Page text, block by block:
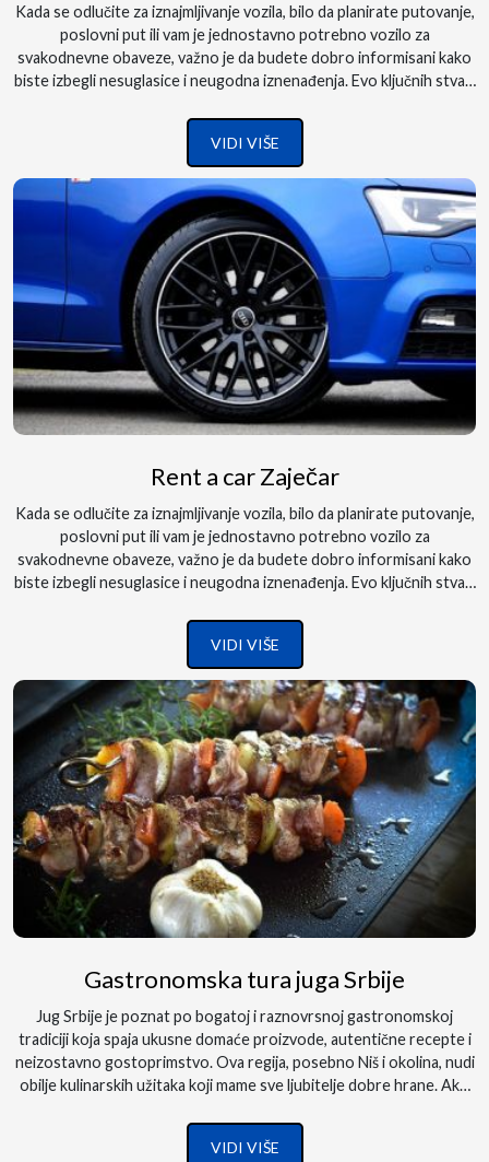
Kada se odlučite za iznajmljivanje vozila, bilo da planirate putovanje,
poslovni put ili vam je jednostavno potrebno vozilo za
svakodnevne obaveze, važno je da budete dobro informisani kako
biste izbegli nesuglasice i neugodna iznenađenja. Evo ključnih stvari
VIDI VIŠE
Rent a car Zaječar
Kada se odlučite za iznajmljivanje vozila, bilo da planirate putovanje,
poslovni put ili vam je jednostavno potrebno vozilo za
svakodnevne obaveze, važno je da budete dobro informisani kako
biste izbegli nesuglasice i neugodna iznenađenja. Evo ključnih stvari
VIDI VIŠE
Gastronomska tura juga Srbije
Jug Srbije je poznat po bogatoj i raznovrsnoj gastronomskoj
tradiciji koja spaja ukusne domaće proizvode, autentične recepte i
neizostavno gostoprimstvo. Ova regija, posebno Niš i okolina, nudi
obilje kulinarskih užitaka koji mame sve ljubitelje dobre hrane. Ako
nezaboravno gastronomsko iskustvo....
VIDI VIŠE